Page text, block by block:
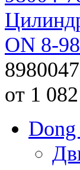
ON 8-
от 1 082
Dong